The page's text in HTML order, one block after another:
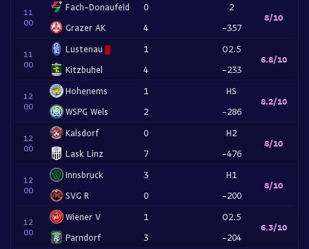
11
00
Fach-Donaufeld
Grazer AK
0
4
2
-357
8/10
11
00
Lustenau
Kitzbuhel
1
4
O2.5
-233
6.8/10
12
00
Hohenems
WSPG Wels
1
2
HS
-286
8.2/10
12
00
Kalsdorf
Lask Linz
0
7
H2
-476
8/10
12
00
Innsbruck
SVG R
3
0
H1
-200
8/10
12
00
Wiener V
Parndorf
1
3
O2.5
-204
6.3/10